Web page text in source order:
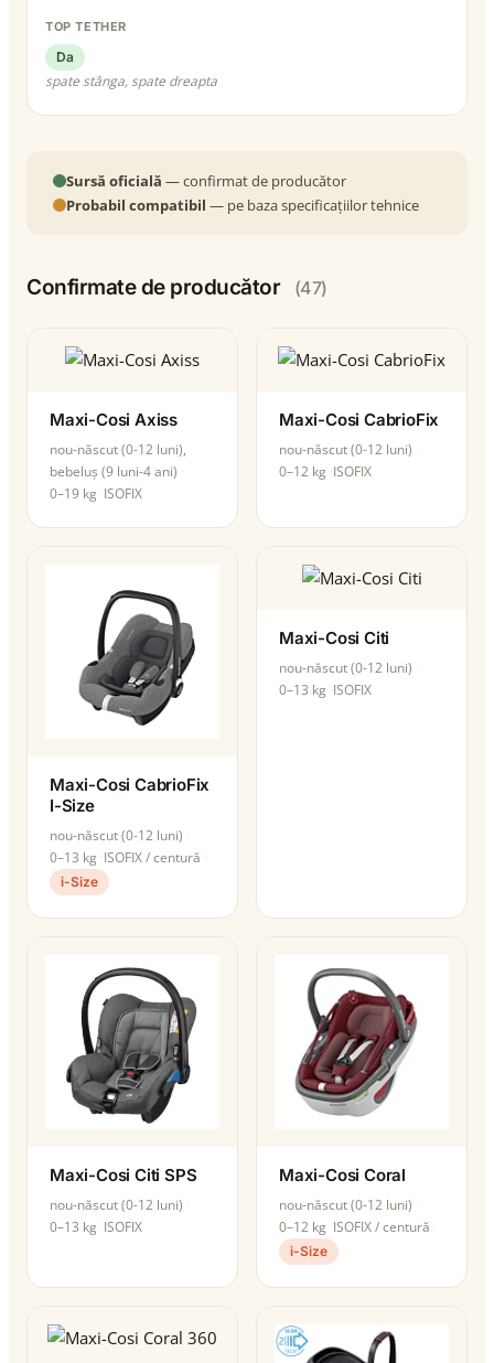
TOP TETHER
Da
spate stânga, spate dreapta
Sursă oficială — confirmat de producător
Probabil compatibil — pe baza specificațiilor tehnice
Confirmate de producător (47)
Maxi-Cosi Axiss
nou-născut (0-12 luni),
bebeluș (9 luni-4 ani)
0–19 kg ISOFIX
Maxi-Cosi CabrioFix
nou-născut (0-12 luni)
0–12 kg ISOFIX
Maxi-Cosi CabrioFix
I-Size
nou-născut (0-12 luni)
0–13 kg ISOFIX / centură
i-Size
Maxi-Cosi Citi
nou-născut (0-12 luni)
0–13 kg ISOFIX
Maxi-Cosi Citi SPS
nou-născut (0-12 luni)
0–13 kg ISOFIX
Maxi-Cosi Coral
nou-născut (0-12 luni)
0–12 kg ISOFIX / centură
i-Size